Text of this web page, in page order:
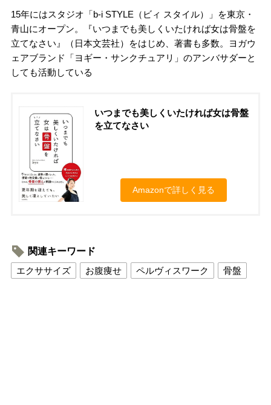
15年にはスタジオ「b-i STYLE（ビィ スタイル）」を東京・
青山にオープン。『いつまでも美しくいたければ女は骨盤を
立てなさい』（日本文芸社）をはじめ、著書も多数。ヨガウ
ェアブランド「ヨギー・サンクチュアリ」のアンバサダーと
しても活動している
いつまでも美しくいたければ女は骨盤
を立てなさい
Amazonで詳しく見る
関連キーワード
エクササイズ
お腹痩せ ペルヴィスワーク 骨盤